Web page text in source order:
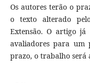
Os autores terão o
o texto alterado
Extensão. O artigo já
avaliadores para um
prazo, o trabalho será